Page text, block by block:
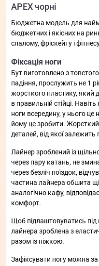
APEX чорні
Бюджетна модель для
бюджетних і якісних на
слалому, фріскейту і
Фіксація ноги
Бут виготовлено з
падіння, прослужить не 1
жорсткого пластику, який
в правильній стійці.
ноги всередину, у нього
йому це зробити.
деталей, від якої
Лайнер зроблений із
через пару катань, не
через безліч поїздок,
частина лайнера обшита
аналогічно кафу,
комфорт.
Щоб підлаштовуватись під
лайнера зроблена з
разом із ніжкою.
Зафіксувати ногу можна